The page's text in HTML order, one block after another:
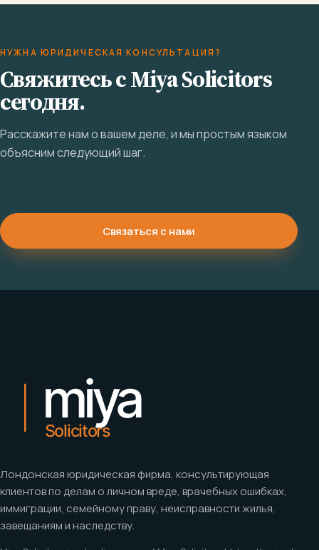
НУЖНА ЮРИДИЧЕСКАЯ КОНСУЛЬТАЦИЯ?
Свяжитесь с Miya Solicitors
сегодня.
Расскажите нам о вашем деле, и мы простым языком
объясним следующий шаг.
Связаться с нами
Лондонская юридическая фирма, консультирующая
клиентов по делам о личном вреде, врачебных ошибках,
иммиграции, семейному праву, неисправности жилья,
завещаниям и наследству.